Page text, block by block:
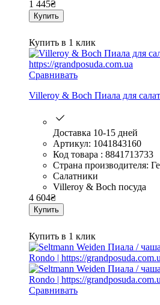
1 445₴
Купить
Купить в 1 клик
Сравнивать
Villeroy & Boch Пиала для
Доставка 10-15 дней
Артикул: 1041843160
Код товара : 8841713733
Страна производителя:
Салатники
Villeroy & Boch посуда
4 604₴
Купить
Купить в 1 клик
Сравнивать